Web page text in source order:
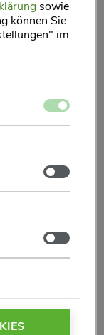
sowie
können Sie
im
Zustimmen
Zustimmen
Zustimmen